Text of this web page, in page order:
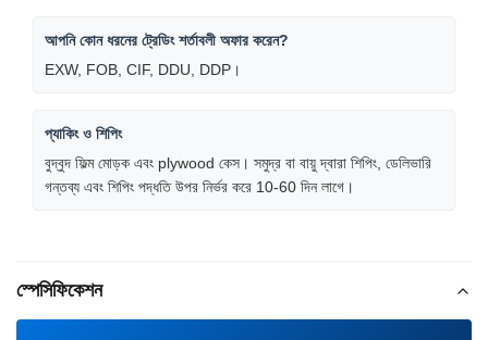
আপনি কোন ধরনের ট্রেডিং শর্তাবলী অফার করেন?
EXW, FOB, CIF, DDU, DDP।
প্যাকিং ও শিপিং
বুদ্বুদ ফিল্ম মোড়ক এবং plywood কেস। সমুদ্র বা বায়ু দ্বারা শিপিং, ডেলিভারি
গন্তব্য এবং শিপিং পদ্ধতি উপর নির্ভর করে 10-60 দিন লাগে।
স্পেসিফিকেশন